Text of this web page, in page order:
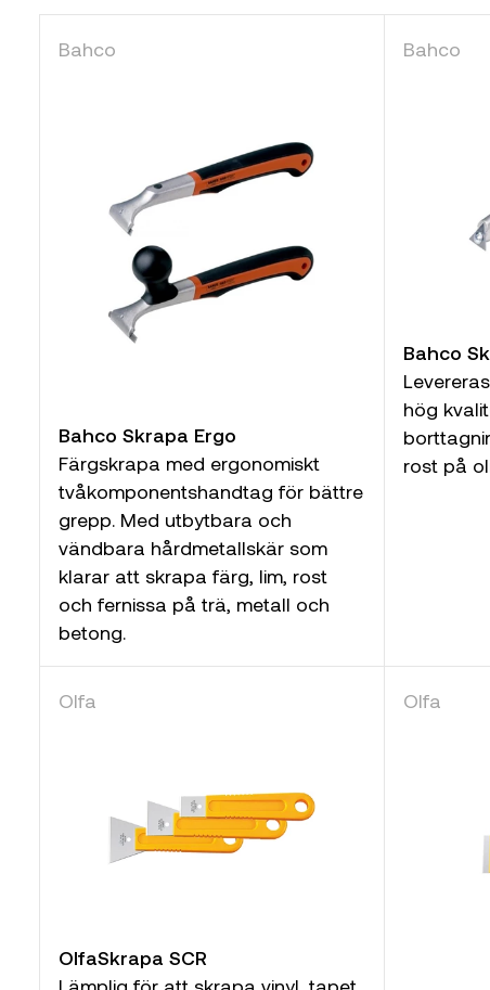
Bahco
Bahco Skrapa Ergo
Färgskrapa med ergonomiskt
tvåkomponentshandtag för bättre
grepp. Med utbytbara och
vändbara hårdmetallskär som
klarar att skrapa färg, lim, rost
och fernissa på trä, metall och
betong.
Bahco
Bahco
hög
rost på
Olfa
OlfaSkrapa SCR
Olfa